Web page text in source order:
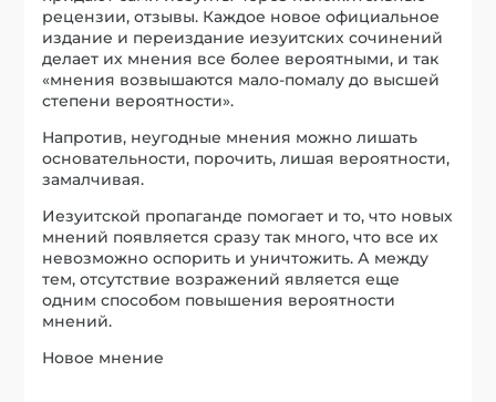
рецензии, отзывы. Каждое новое официальное
издание и переиздание иезуитских сочинений
делает их мнения все более вероятными, и так
«мнения возвышаются мало-помалу до высшей
степени вероятности».
Напротив, неугодные мнения можно лишать
основательности, порочить, лишая вероятности,
замалчивая.
Иезуитской пропаганде помогает и то, что новых
мнений появляется сразу так много, что все их
невозможно оспорить и уничтожить. А между
тем, отсутствие возражений является еще
одним способом повышения вероятности
мнений.
Новое мнение